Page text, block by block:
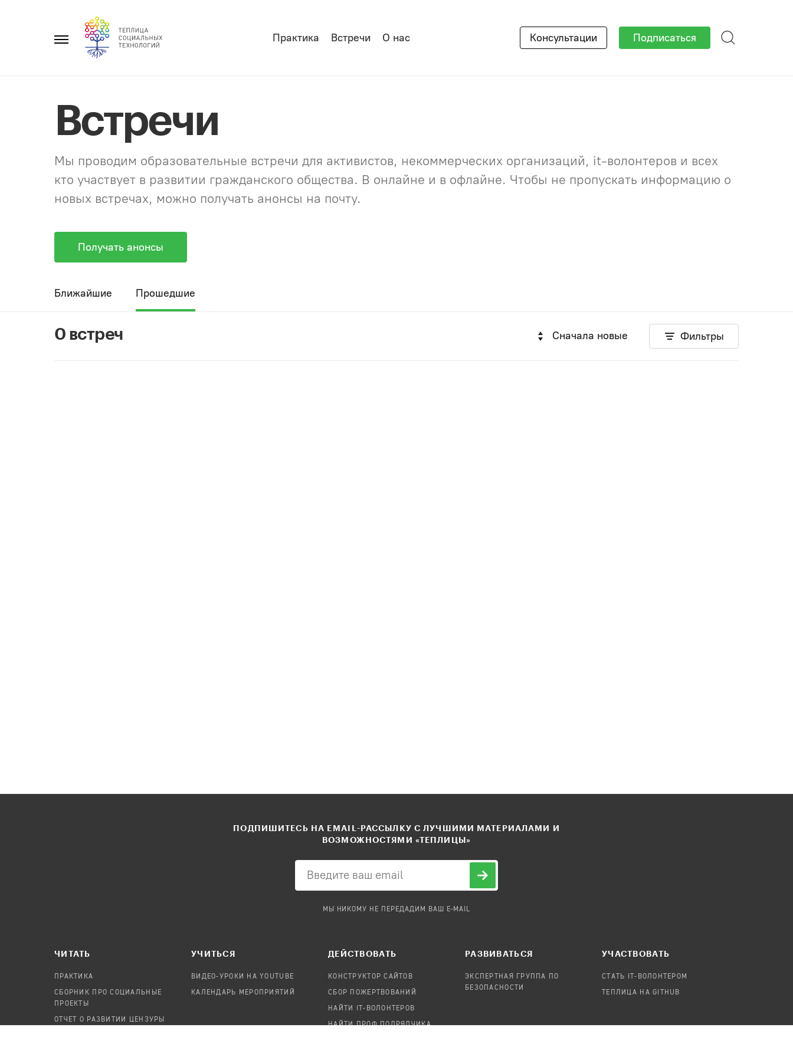
Главное
Практика Встречи О нас Консультации Подписаться
Встречи
Мы проводим образовательные встречи для активистов, некоммерческих организаций, it-волонтеров и всех
кто участвует в развитии гражданского общества. В онлайне и в офлайне. Чтобы не пропускать информацию о
новых встречах, можно получать анонсы на почту.
Получать анонсы
Ближайшие Прошедшие
0 встреч Сначала новые Фильтры
ПОДПИШИТЕСЬ НА EMAIL-РАССЫЛКУ С ЛУЧШИМИ МАТЕРИАЛАМИ И
ВОЗМОЖНОСТЯМИ «ТЕПЛИЦЫ»
МЫ НИКОМУ НЕ ПЕРЕДАДИМ ВАШ E-MAIL
ЧИТАТЬ
ПРАКТИКА
СБОРНИК ПРО СОЦИАЛЬНЫЕ
ПРОЕКТЫ
ОТЧЕТ О РАЗВИТИИ ЦЕНЗУРЫ
УЧИТЬСЯ
ВИДЕО-УРОКИ НА YOUTUBE
КАЛЕНДАРЬ МЕРОПРИЯТИЙ
ДЕЙСТВОВАТЬ
КОНСТРУКТОР САЙТОВ
СБОР ПОЖЕРТВОВАНИЙ
НАЙТИ IT-ВОЛОНТЕРОВ
НАЙТИ ПРОФ.ПОДРЯДЧИКА
РАЗВИВАТЬСЯ
ЭКСПЕРТНАЯ ГРУППА ПО
БЕЗОПАСНОСТИ
УЧАСТВОВАТЬ
СТАТЬ IT-ВОЛОНТЕРОМ
ТЕПЛИЦА НА GITHUB